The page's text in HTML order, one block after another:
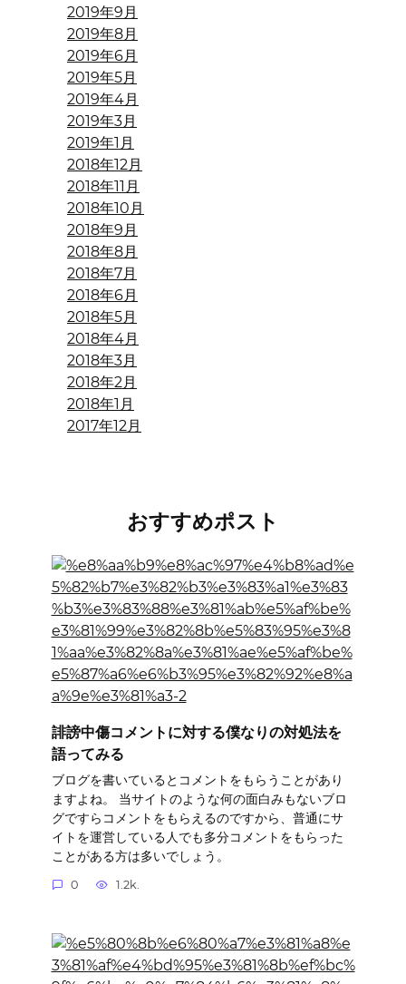
2019年9月
2019年8月
2019年6月
2019年5月
2019年4月
2019年3月
2019年1月
2018年12月
2018年11月
2018年10月
2018年9月
2018年8月
2018年7月
2018年6月
2018年5月
2018年4月
2018年3月
2018年2月
2018年1月
2017年12月
おすすめポスト
誹謗中傷コメントに対する僕なりの対処法を
語ってみる
ブログを書いているとコメントをもらうことがあり
ますよね。 当サイトのような何の面白みもないブロ
グですらコメントをもらえるのですから、普通にサ
イトを運営している人でも多分コメントをもらった
ことがある方は多いでしょう。
0 1.2k.